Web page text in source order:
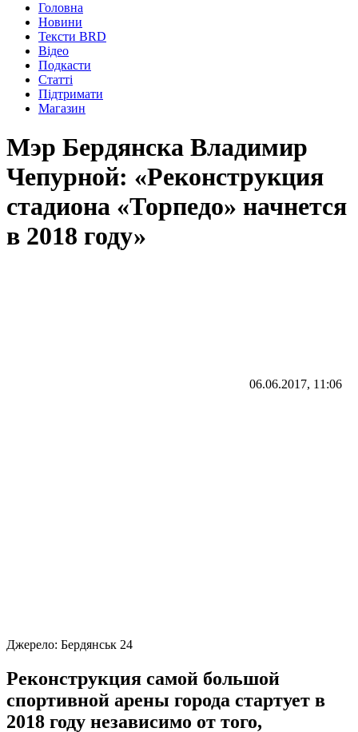
Головна
Новини
Тексти BRD
Відео
Подкасти
Статті
Підтримати
Магазин
Мэр Бердянска Владимир
Чепурной: «Реконструкция
стадиона «Торпедо» начнется
в 2018 году»
06.06.2017, 11:06
Джерело: Бердянськ 24
Реконструкция самой большой
спортивной арены города стартует в
2018 году независимо от того,